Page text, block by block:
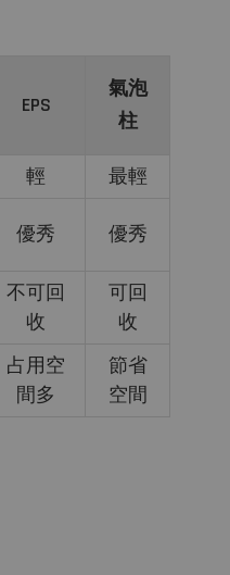
EPS
氣泡
柱
輕
最輕
優秀 優秀
不可回
收
可回
收
占用空
間多
節省
空間